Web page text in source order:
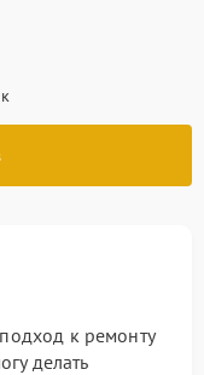
к ремонту
делать